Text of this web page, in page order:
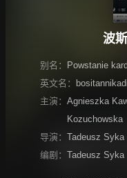
波
别名：
Powstanie
英文名：
主演： Agnieszka
Kozuchowska
导演： Tadeusz Syka
编剧： Tadeusz Syka